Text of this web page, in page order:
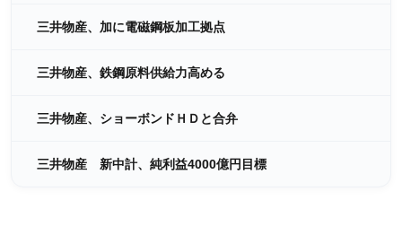
三井物産、加に電磁鋼板加工拠点
三井物産、鉄鋼原料供給力高める
三井物産、ショーボンドＨＤと合弁
三井物産 新中計、純利益4000億円目標